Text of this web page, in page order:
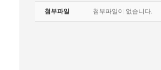
첨부파일 첨부파일이 없습니다.